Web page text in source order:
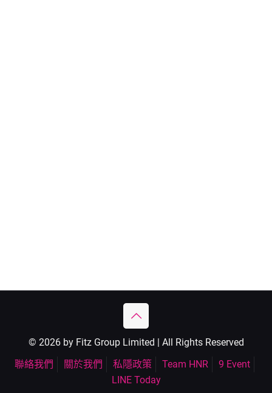
© 2026 by Fitz Group Limited | All Rights Reserved
聯絡我們
關於我們 私隱政策 Team HNR
9 Event
LINE Today